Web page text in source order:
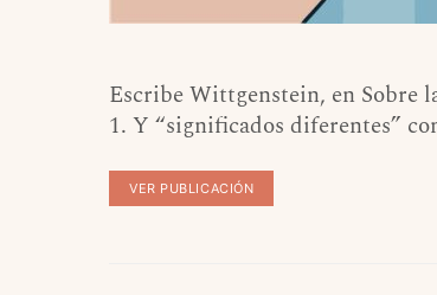
Escribe Wittgenstein, en Sobre
1. Y “significados diferentes”
VER PUBLICACIÓN